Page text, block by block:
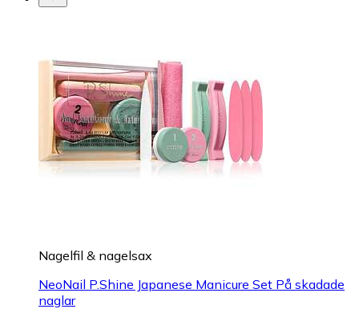
Nagelfil & nagelsax
NeoNail P.Shine Japanese Manicure Set På skadade
naglar